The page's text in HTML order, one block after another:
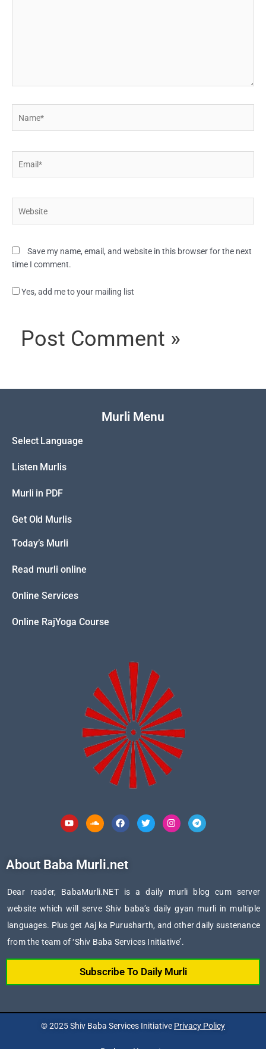
Save my name, email, and website in this browser for the next
time I comment.
Yes, add me to your mailing list
Murli Menu
Select Language
Listen Murlis
Murli in PDF
Get Old Murlis
Today’s Murli
Read murli online
Online Services
Online RajYoga Course
YoutubeSoundcloud
FacebookTwitterInstagramTelegram
About Baba Murli.net
Dear reader, BabaMurli.NET is a daily murli blog cum server
website which will serve Shiv baba’s daily gyan murli in multiple
languages. Plus get Aaj ka Purusharth, and other daily sustenance
from the team of ‘Shiv Baba Services Initiative’.
Subscribe To Daily Murli
© 2025 Shiv Baba Services Initiative Privacy Policy